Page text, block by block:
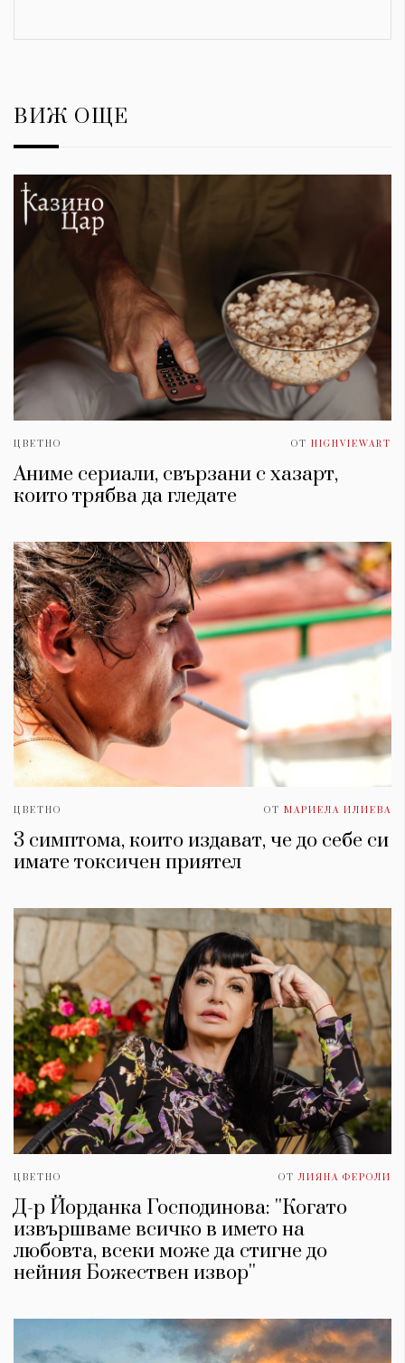
ВИЖ ОЩЕ
ЦВЕТНО ОТ HIGHVIEWART
Аниме сериали, свързани с хазарт,
които трябва да гледате
ЦВЕТНО ОТ МАРИЕЛА ИЛИЕВА
3 симптома, които издават, че до себе си
имате токсичен приятел
ЦВЕТНО ОТ ЛИЯНА ФЕРОЛИ
Д-р Йорданка Господинова: ''Когато
извършваме всичко в името на
любовта, всеки може да стигне до
нейния Божествен извор''